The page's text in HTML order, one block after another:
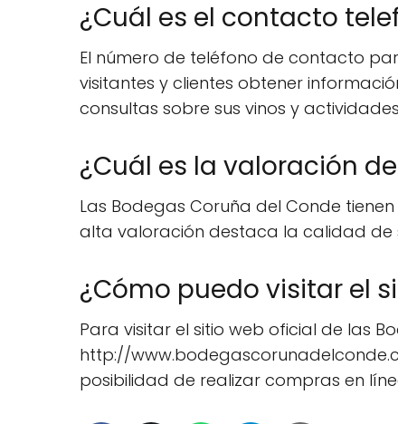
¿Cuál es el contacto
El número de teléfono de contacto
visitantes y clientes obtener
consultas sobre sus vinos y
¿Cuál es la valoración
Las Bodegas Coruña del Conde
alta valoración destaca la calidad de
¿Cómo puedo visitar el
Para visitar el sitio web oficial de las
http://
posibilidad de realizar compras en